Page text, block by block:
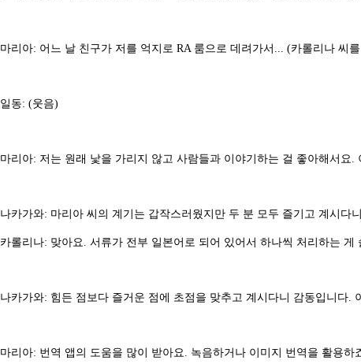
마리아: 어느 날 친구가 저를 억지로 RA 룸으로 데려가서... (카롤리나 씨
일동: (웃음)
마리아: 저는 원래 낯을 가리지 않고 사람들과 이야기하는 걸 좋아해서
나카가와: 마리아 씨의 계기는 갑작스러웠지만 두 분 모두 즐기고 계시다
카롤리나: 맞아요. 서류가 전부 일본어로 되어 있어서 하나씩 처리하는
나카가와: 힘든 점보다 즐거운 점에 초점을 맞추고 계시다니 감동입니다.
마리아: 번역 앱의 도움을 많이 받아요. 녹음하거나 이미지 번역을 활용